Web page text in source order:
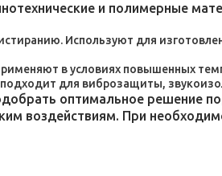
и полимерные
Используют для
в условиях повышенных
для виброзащиты,
оптимальное решение
воздействиям. При